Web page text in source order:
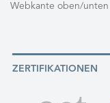
Webkante oben/unten
ZERTIFIKATIONEN